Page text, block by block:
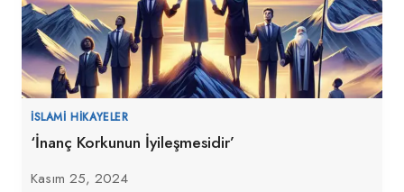
İSLAMI HIKAYELER
‘İnanç Korkunun İyileşmesidir’
Kasım 25, 2024